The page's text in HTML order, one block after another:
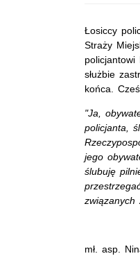
Łosiccy
Straży
służbie
końca.
"Ja,
policjanta,
jego
ślubuję
związanych
mł. asp.